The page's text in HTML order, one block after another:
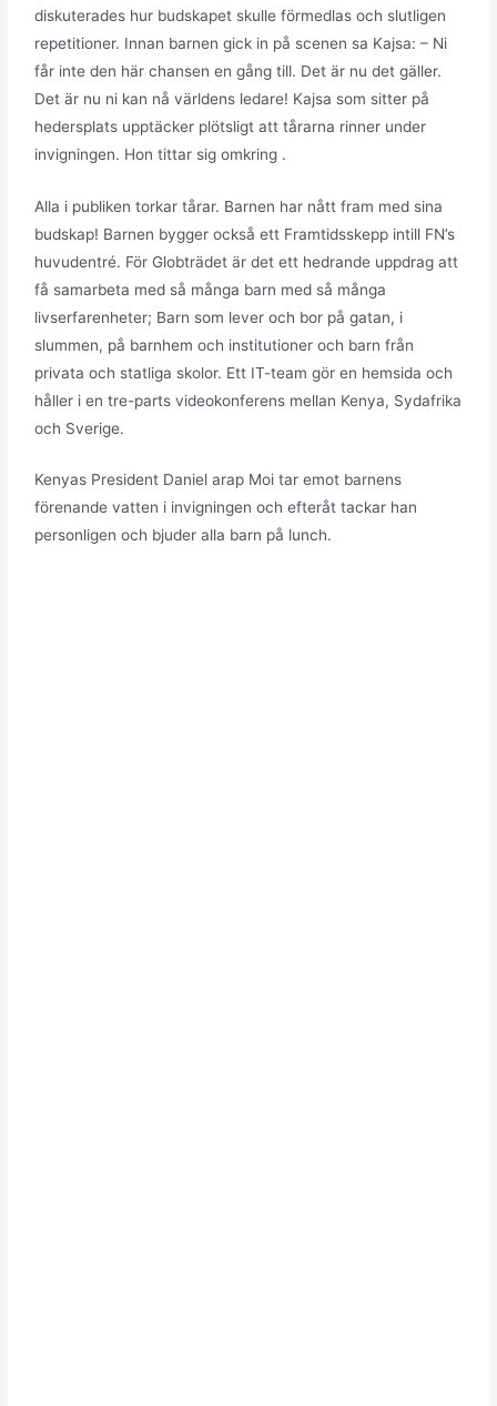
diskuterades hur budskapet skulle förmedlas och slutligen
repetitioner. Innan barnen gick in på scenen sa Kajsa: – Ni
får inte den här chansen en gång till. Det är nu det gäller.
Det är nu ni kan nå världens ledare! Kajsa som sitter på
hedersplats upptäcker plötsligt att tårarna rinner under
invigningen. Hon tittar sig omkring .
Alla i publiken torkar tårar. Barnen har nått fram med sina
budskap! Barnen bygger också ett Framtidsskepp intill FN’s
huvudentré. För Globträdet är det ett hedrande uppdrag att
få samarbeta med så många barn med så många
livserfarenheter; Barn som lever och bor på gatan, i
slummen, på barnhem och institutioner och barn från
privata och statliga skolor. Ett IT-team gör en hemsida och
håller i en tre-parts videokonferens mellan Kenya, Sydafrika
och Sverige.
Kenyas President Daniel arap Moi tar emot barnens
förenande vatten i invigningen och efteråt tackar han
personligen och bjuder alla barn på lunch.